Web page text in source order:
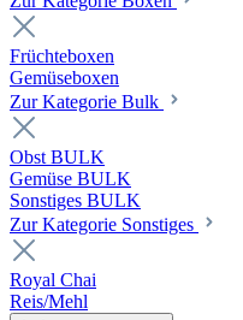
Früchteboxen
Gemüseboxen
Zur Kategorie Bulk
Obst BULK
Gemüse BULK
Sonstiges BULK
Zur Kategorie Sonstiges
Royal Chai
Reis/Mehl